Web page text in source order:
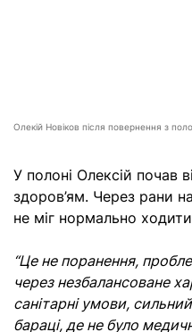
Олекій Новіков після повернення з
У полоні Олексій почав
здоров’ям. Через рани
не міг нормально
“Це не поранення,
через незбалансоване
санітарні умови,
бараці, де не було